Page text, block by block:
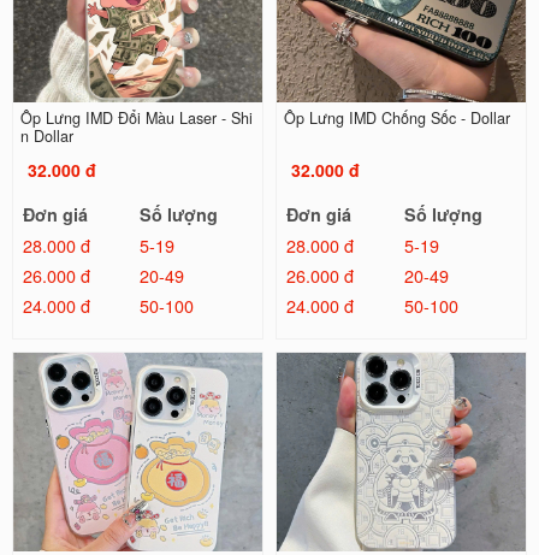
Ốp Lưng IMD Đổi Màu Laser - Shi
n Dollar
32.000 đ
Đơn giá
Số lượng
28.000 đ
5-19
26.000 đ
20-49
24.000 đ
50-100
Ốp Lưng IMD Chống Sốc - Dollar
32.000 đ
Đơn giá
Số lượng
28.000 đ
5-19
26.000 đ
20-49
24.000 đ
50-100